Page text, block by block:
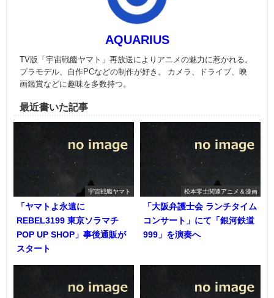
AQUARIUS
TV版「宇宙戦艦ヤマト」再放送によりアニメの魅力に惹かれる。
プラモデル、自作PCなどの制作が好き。 カメラ、ドライブ、映
画鑑賞などに趣味を多数持つ。
最近書いた記事
宇宙戦艦ヤマト
「ヤマトよ永遠に
REBEL3199 東京ソラマチ
POP UP SHOP」事後通販が
スタート
松本零士関連アニメ＆漫画
「大阪弁護士会 ランチタイム
コンサート」にて「銀河鉄道
999」を演奏へ